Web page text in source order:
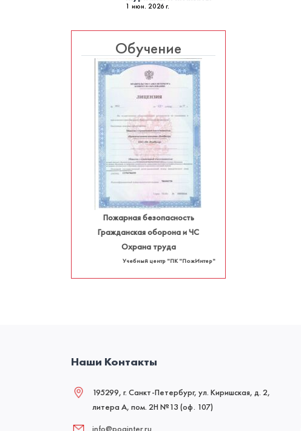
1 июн. 2026 г.
Обучение
Пожарная безопасность
Гражданская оборона и ЧС
Охрана труда
Учебный центр "ПК "ПожИнтер"
Наши Контакты
195299, г. Санкт-Петербург, ул. Киришская, д. 2,
литера А, пом. 2Н №13 (оф. 107)
info@poginter.ru